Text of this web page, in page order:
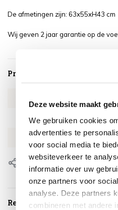
Deze website maakt
We gebruiken cookies
advertenties te
voor social media te
websiteverkeer te
informatie over uw
onze partners voor
analyse. Deze partners
combineren met andere
De afmetingen zijn: 63x55xH43 cm
Wij geven 2 jaar garantie op de
Productspecificaties
SKU
EAN
Reviews